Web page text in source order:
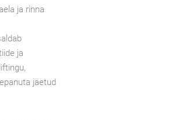
ja rinna
ja
jäetud